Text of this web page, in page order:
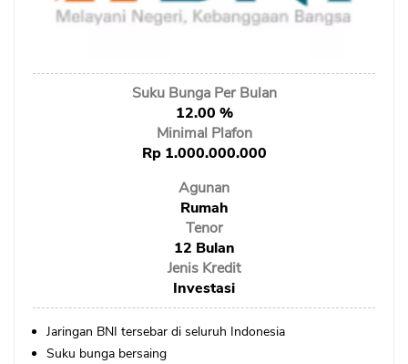
Sekuritas Saham
Asuransi Kesehatan
Suku Bunga Per Bulan
12.00 %
Minimal Plafon
Rp 1.000.000.000
Agunan
Rumah
Tenor
12 Bulan
Jenis Kredit
Investasi
Jaringan BNI tersebar di seluruh Indonesia
Suku bunga bersaing